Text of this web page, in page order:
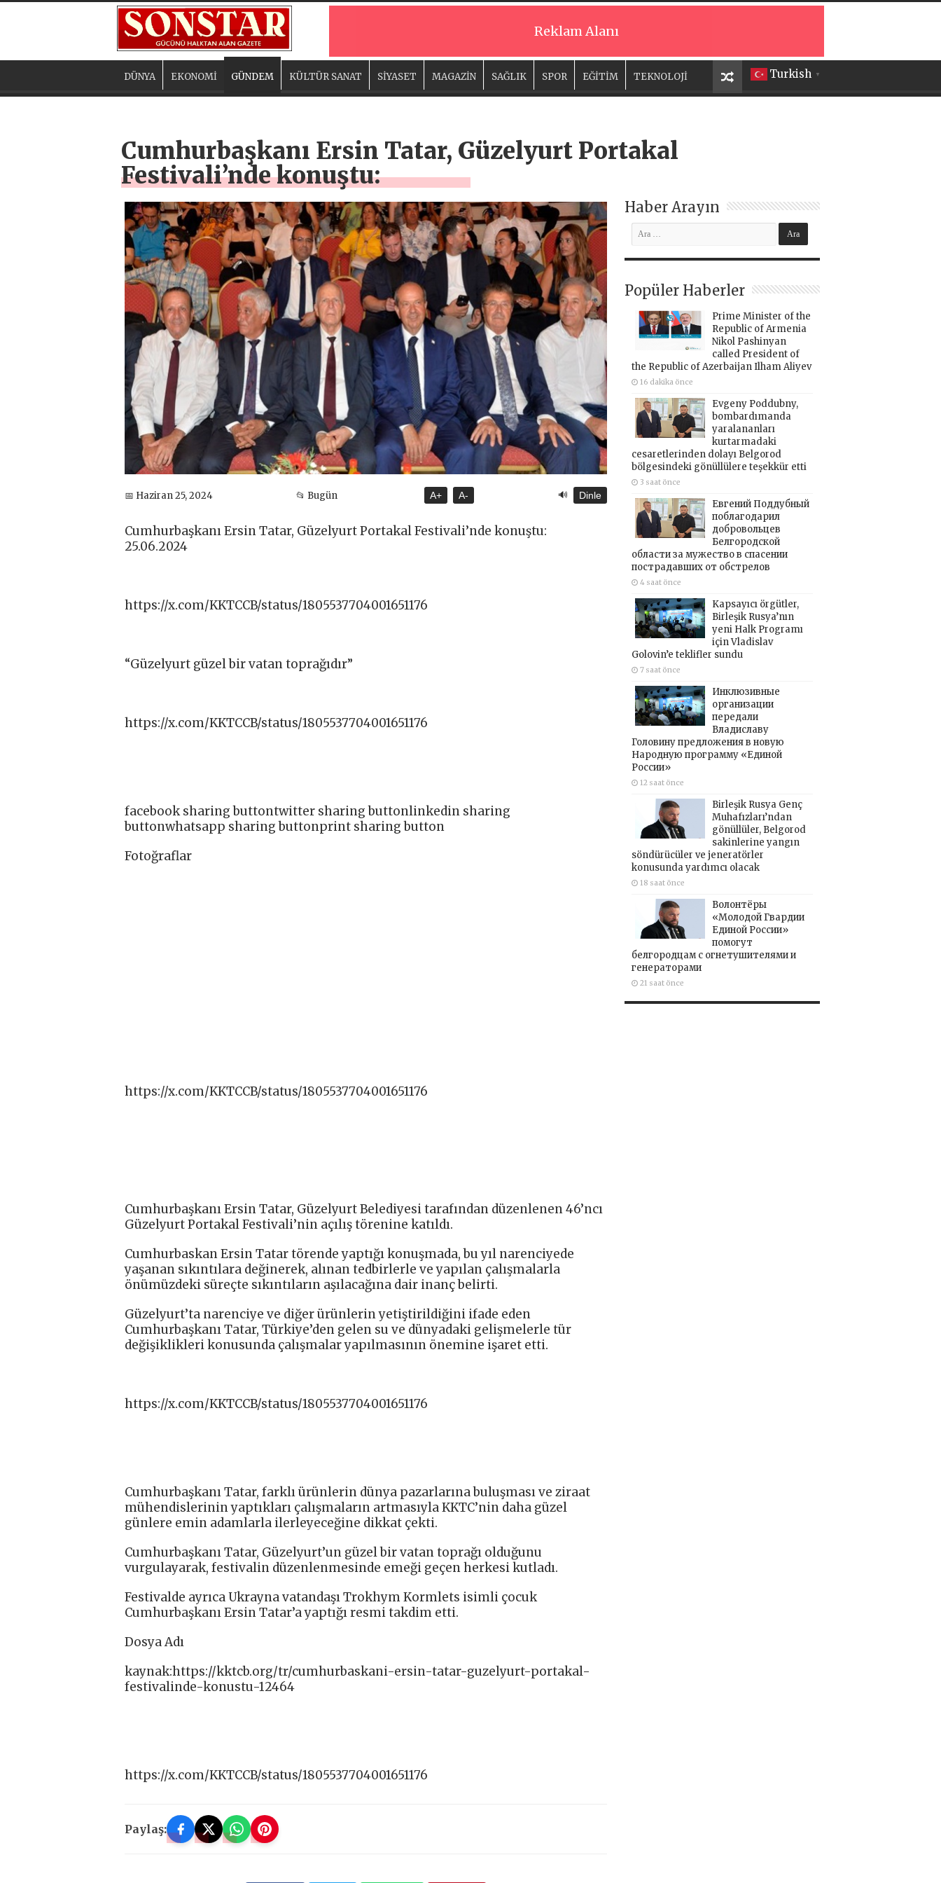
Reklam Alanı
Turkish ▼
DÜNYA EKONOMİ GÜNDEM KÜLTÜR SANAT SİYASET MAGAZİN SAĞLIK SPOR EĞİTİM TEKNOLOJİ
Cumhurbaşkanı Ersin Tatar, Güzelyurt Portakal
Festivali’nde konuştu:
📅 Haziran 25, 2024 📂 Bugün A+ A- 🔊 Dinle
Cumhurbaşkanı Ersin Tatar, Güzelyurt Portakal Festivali’nde konuştu:
25.06.2024
https://x.com/KKTCCB/status/1805537704001651176
“Güzelyurt güzel bir vatan toprağıdır”
https://x.com/KKTCCB/status/1805537704001651176
facebook sharing buttontwitter sharing buttonlinkedin sharing
buttonwhatsapp sharing buttonprint sharing button
Fotoğraflar
https://x.com/KKTCCB/status/1805537704001651176
Cumhurbaşkanı Ersin Tatar, Güzelyurt Belediyesi tarafından düzenlenen 46’ncı
Güzelyurt Portakal Festivali’nin açılış törenine katıldı.
Cumhurbaskan Ersin Tatar törende yaptığı konuşmada, bu yıl narenciyede
yaşanan sıkıntılara değinerek, alınan tedbirlerle ve yapılan çalışmalarla
önümüzdeki süreçte sıkıntıların aşılacağına dair inanç belirti.
Güzelyurt’ta narenciye ve diğer ürünlerin yetiştirildiğini ifade eden
Cumhurbaşkanı Tatar, Türkiye’den gelen su ve dünyadaki gelişmelerle tür
değişiklikleri konusunda çalışmalar yapılmasının önemine işaret etti.
https://x.com/KKTCCB/status/1805537704001651176
Cumhurbaşkanı Tatar, farklı ürünlerin dünya pazarlarına buluşması ve ziraat
mühendislerinin yaptıkları çalışmaların artmasıyla KKTC’nin daha güzel
günlere emin adamlarla ilerleyeceğine dikkat çekti.
Cumhurbaşkanı Tatar, Güzelyurt’un güzel bir vatan toprağı olduğunu
vurgulayarak, festivalin düzenlenmesinde emeği geçen herkesi kutladı.
Festivalde ayrıca Ukrayna vatandaşı Trokhym Kormlets isimli çocuk
Cumhurbaşkanı Ersin Tatar’a yaptığı resmi takdim etti.
Dosya Adı
kaynak:https://kktcb.org/tr/cumhurbaskani-ersin-tatar-guzelyurt-portakal-
festivalinde-konustu-12464
https://x.com/KKTCCB/status/1805537704001651176
Paylaş:
Haber Arayın
Popüler Haberler
Prime Minister of the
Republic of Armenia
Nikol Pashinyan
called President of
the Republic of Azerbaijan Ilham Aliyev
16 dakika önce
Evgeny Poddubny,
bombardımanda
yaralananları
kurtarmadaki
cesaretlerinden dolayı Belgorod
bölgesindeki gönüllülere teşekkür etti
3 saat önce
Евгений Поддубный
поблагодарил
добровольцев
Белгородской
области за мужество в спасении
пострадавших от обстрелов
4 saat önce
Kapsayıcı örgütler,
Birleşik Rusya’nın
yeni Halk Programı
için Vladislav
Golovin’e teklifler sundu
7 saat önce
Инклюзивные
организации
передали
Владиславу
Головину предложения в новую
Народную программу «Единой
России»
12 saat önce
Birleşik Rusya Genç
Muhafızları’ndan
gönüllüler, Belgorod
sakinlerine yangın
söndürücüler ve jeneratörler
konusunda yardımcı olacak
18 saat önce
Волонтёры
«Молодой Гвардии
Единой России»
помогут
белгородцам с огнетушителями и
генераторами
21 saat önce